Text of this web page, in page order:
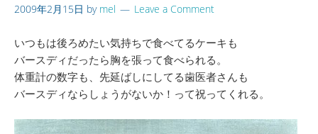
2009年2月15日 by mel Leave a Comment
いつもは後ろめたい気持ちで食べてるケーキも
バースディだったら胸を張って食べられる。
体重計の数字も、先延ばしにしてる歯医者さんも
バースディならしょうがないか！って祝ってくれる。